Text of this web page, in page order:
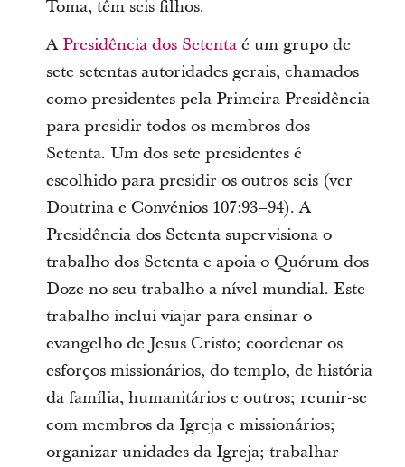
Toma, têm seis filhos.
A Presidência dos Setentaé um grupo de
sete setentas autoridades gerais, chamados
como presidentes pela Primeira Presidência
para presidir todos os membros dos
Setenta. Um dos sete presidentes é
escolhido para presidir os outros seis (ver
Doutrina e Convénios 107:93–94). A
Presidência dos Setenta supervisiona o
trabalho dos Setenta e apoia o Quórum dos
Doze no seu trabalho a nível mundial. Este
trabalho inclui viajar para ensinar o
evangelho de Jesus Cristo; coordenar os
esforços missionários, do templo, de história
da família, humanitários e outros; reunir-se
com membros da Igreja e missionários;
organizar unidades da Igreja; trabalhar